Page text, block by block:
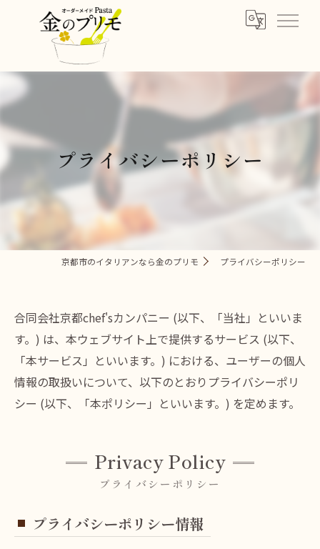
プライバシーポリシー
京都市のイタリアンなら金のプリモ プライバシーポリシー
合同会社京都chef'sカンパニー (以下、「当社」といいま
す。) は、本ウェブサイト上で提供するサービス (以下、
「本サービス」といいます。) における、ユーザーの個人
情報の取扱いについて、以下のとおりプライバシーポリ
シー (以下、「本ポリシー」といいます。) を定めます。
プライバシーポリシー
Privacy Policy
プライバシーポリシー情報